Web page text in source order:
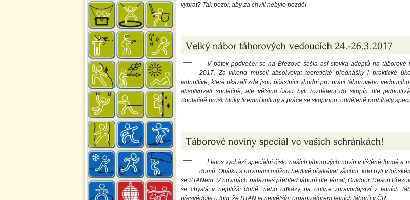
vybrat? Tak pozor, aby za chvíli nebylo pozdě!
V pátek podvečer se na Březové sešla asi stovka adeptů na táborové
2017. Za víkend museli absolvovat teoretické přednášky i praktické
jednotlivé, které ukázali zda jsou účastníci vhodní pro práci táborového
absolvovali společně, ale většinu času byli rozděleni do skupín dle
Společně prošli bloky firemní kultury a práce se skupinou, odděleně probíhaly
I letos vychází speciální číslo našich táborových novin v tištěné formě a
domů. Obálku s novinami můžou bedlivě očekávat všichni, kdo byli v
se STANem. V novinách nalezneš přehled táborů dle témat, Outdoor Resort
se chystá v nejbližší době, nebo odkazy na online zpravodajství z letních